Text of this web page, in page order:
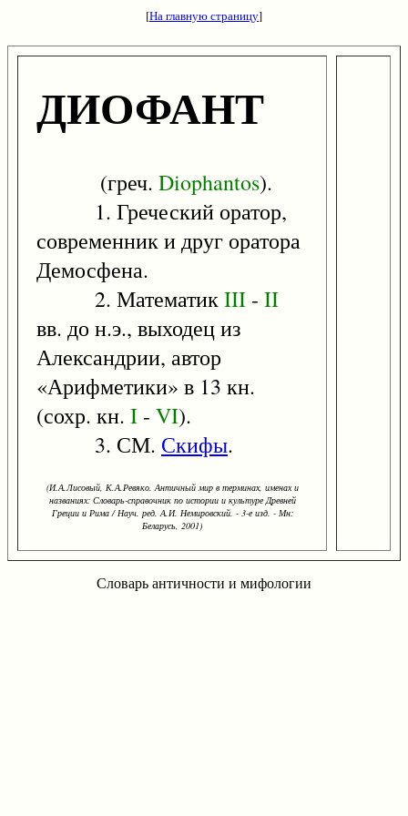
[На главную страницу]
ДИОФАНТ
(греч. Diophantos).
1. Греческий оратор,
современник и друг оратора
Демосфена.
2. МатематикIII - II
вв. до н.э., выходец из
Александрии, автор
«Арифметики» в 13 кн.
(сохр. кн. I - VI).
3. СМ. Скифы.
(И.А.Лисовый, К.А.Ревяко. Античный мир в терминах, именах и
названиях: Словарь-справочник по истории и культуре Древней
Греции и Рима / Науч. ред. А.И. Немировский. - 3-е изд. - Мн:
Беларусь, 2001)
Словарь античности и мифологии